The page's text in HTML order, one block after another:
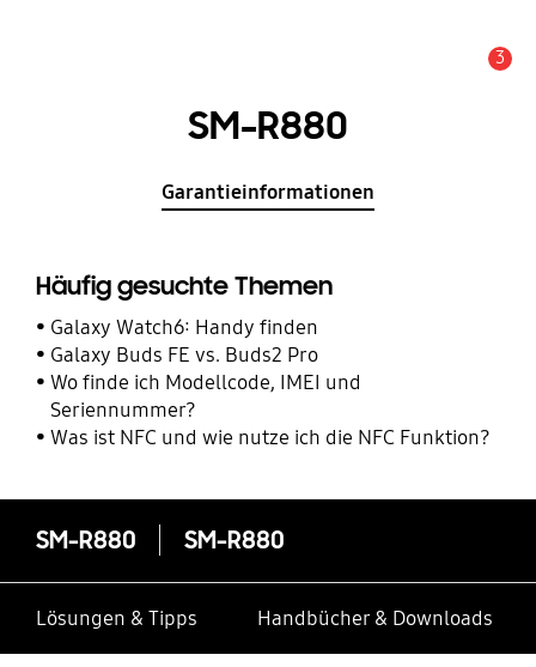
3
SM-R880
Garantieinformationen
Häufig gesuchte Themen
Galaxy Watch6: Handy finden
Galaxy Buds FE vs. Buds2 Pro
Wo finde ich Modellcode, IMEI und
Seriennummer?
Was ist NFC und wie nutze ich die NFC Funktion?
SM-R880 SM-R880
Lösungen & Tipps Handbücher & Downloads